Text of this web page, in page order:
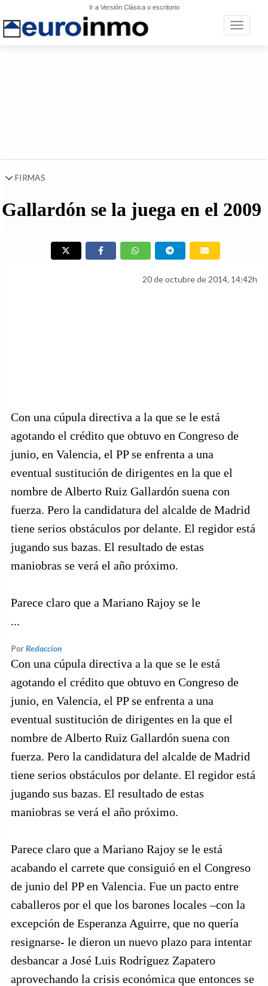
Ir a Versión Clásica o escritorio
Toggle
FIRMAS
Gallardón se la juega en el 2009
20 de octubre de 2014, 14:42h
Con una cúpula directiva a la que se le está
agotando el crédito que obtuvo en Congreso de
junio, en Valencia, el PP se enfrenta a una
eventual sustitución de dirigentes en la que el
nombre de Alberto Ruiz Gallardón suena con
fuerza. Pero la candidatura del alcalde de Madrid
tiene serios obstáculos por delante. El regidor está
jugando sus bazas. El resultado de estas
maniobras se verá el año próximo.
Parece claro que a Mariano Rajoy se le
...
PorRedaccion
Con una cúpula directiva a la que se le está
agotando el crédito que obtuvo en Congreso de
junio, en Valencia, el PP se enfrenta a una
eventual sustitución de dirigentes en la que el
nombre de Alberto Ruiz Gallardón suena con
fuerza. Pero la candidatura del alcalde de Madrid
tiene serios obstáculos por delante. El regidor está
jugando sus bazas. El resultado de estas
maniobras se verá el año próximo.
Parece claro que a Mariano Rajoy se le está
acabando el carrete que consiguió en el Congreso
de junio del PP en Valencia. Fue un pacto entre
caballeros por el que los barones locales –con la
excepción de Esperanza Aguirre, que no quería
resignarse- le dieron un nuevo plazo para intentar
desbancar a José Luis Rodríguez Zapatero
aprovechando la crisis económica que entonces se